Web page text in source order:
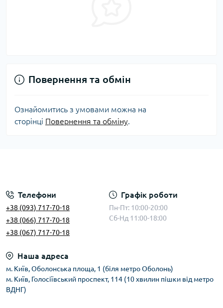
Повернення та обмін
Ознайомитись з умовами можна на
сторінці Повернення та обміну.
Телефони
+38 (093) 717-70-18
+38 (066) 717-70-18
+38 (067) 717-70-18
Графік роботи
Пн-Пт: 10:00-20:00
Сб-Нд 11:00-18:00
Наша адреса
м. Київ, Оболонська площа, 1 (біля метро Оболонь)
м. Київ, Голосіївський проспект, 114 (10 хвилин пішки від метро
ВДНГ)